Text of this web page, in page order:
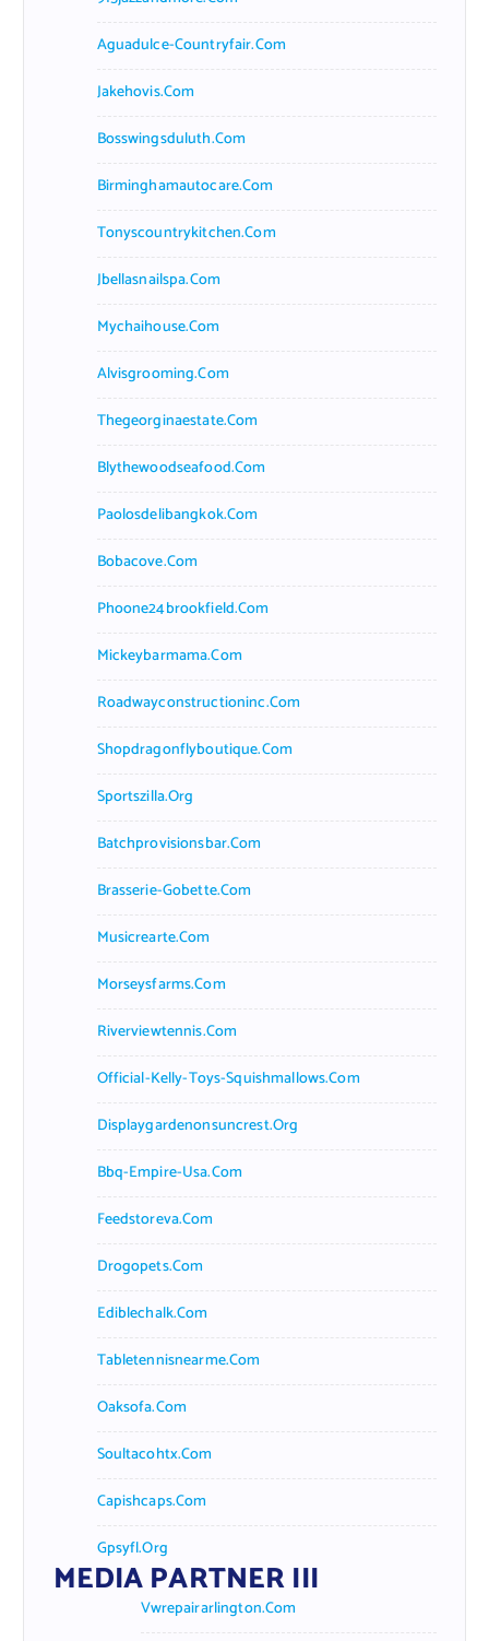
Aguadulce-Countryfair.com
Jakehovis.com
Bosswingsduluth.com
Birminghamautocare.com
Tonyscountrykitchen.com
Jbellasnailspa.com
Mychaihouse.com
Alvisgrooming.com
Thegeorginaestate.com
Blythewoodseafood.com
Paolosdelibangkok.com
Bobacove.com
Phoone24brookfield.com
Mickeybarmama.com
Roadwayconstructioninc.com
Shopdragonflyboutique.com
Sportszilla.org
Batchprovisionsbar.com
Brasserie-Gobette.com
Musicrearte.com
Morseysfarms.com
Riverviewtennis.com
Official-Kelly-Toys-Squishmallows.com
Displaygardenonsuncrest.org
Bbq-Empire-Usa.com
Feedstoreva.com
Drogopets.com
Ediblechalk.com
Tabletennisnearme.com
Oaksofa.com
Soultacohtx.com
Capishcaps.com
Gpsyfl.org
MEDIA PARTNER III
Vwrepairarlington.com